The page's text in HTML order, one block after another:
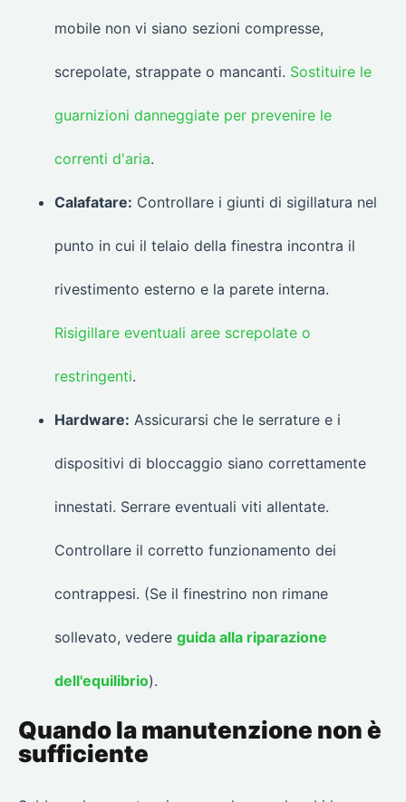
mobile non vi siano sezioni compresse,
screpolate, strappate o mancanti. Sostituire le
guarnizioni danneggiate per prevenire le
correnti d'aria.
Calafatare: Controllare i giunti di sigillatura nel
punto in cui il telaio della finestra incontra il
rivestimento esterno e la parete interna.
Risigillare eventuali aree screpolate o
restringenti.
Hardware: Assicurarsi che le serrature e i
dispositivi di bloccaggio siano correttamente
innestati. Serrare eventuali viti allentate.
Controllare il corretto funzionamento dei
contrappesi. (Se il finestrino non rimane
sollevato, vedere guida alla riparazione
dell'equilibrio).
Quando la manutenzione non è
sufficiente